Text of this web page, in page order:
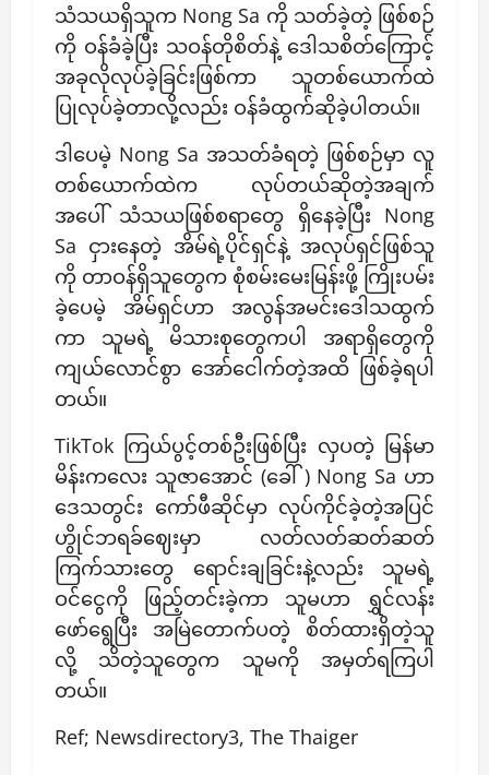
သံသယရှိသူက Nong Sa ကို သတ်ခဲ့တဲ့ ဖြစ်စဉ်
ကို ဝန်ခံခဲ့ပြီး သဝန်တိုစိတ်နဲ့ ဒေါသစိတ်ကြောင့်
အခုလိုလုပ်ခဲ့ခြင်းဖြစ်ကာ သူတစ်ယောက်ထဲ
ပြုလုပ်ခဲ့တာလို့လည်း ဝန်ခံထွက်ဆိုခဲ့ပါတယ်။
ဒါပေမဲ့ Nong Sa အသတ်ခံရတဲ့ ဖြစ်စဉ်မှာ လူ
တစ်ယောက်ထဲက လုပ်တယ်ဆိုတဲ့အချက်
အပေါ် သံသယဖြစ်စရာတွေ ရှိနေခဲ့ပြီး Nong
Sa ငှားနေတဲ့ အိမ်ရဲ့ပိုင်ရှင်နဲ့ အလုပ်ရှင်ဖြစ်သူ
ကို တာဝန်ရှိသူတွေက စုံစမ်းမေးမြန်းဖို့ ကြိုးပမ်း
ခဲ့ပေမဲ့ အိမ်ရှင်ဟာ အလွန်အမင်းဒေါသထွက်
ကာ သူမရဲ့ မိသားစုတွေကပါ အရာရှိတွေကို
ကျယ်လောင်စွာ အော်ငေါက်တဲ့အထိ ဖြစ်ခဲ့ရပါ
တယ်။
TikTok ကြယ်ပွင့်တစ်ဦးဖြစ်ပြီး လှပတဲ့ မြန်မာ
မိန်းကလေး သူဇာအောင် (ခေါ် ) Nong Sa ဟာ
ဒေသတွင်း ကော်ဖီဆိုင်မှာ လုပ်ကိုင်ခဲ့တဲ့အပြင်
ဟွိုင်ဘရခ်ဈေးမှာ လတ်လတ်ဆတ်ဆတ်
ကြက်သားတွေ ရောင်းချခြင်းနဲ့လည်း သူမရဲ့
ဝင်ငွေကို ဖြည့်တင်းခဲ့ကာ သူမဟာ ရွှင်လန်း
ဖော်ရွေပြီး အမြဲတောက်ပတဲ့ စိတ်ထားရှိတဲ့သူ
လို့ သိတဲ့သူတွေက သူမကို အမှတ်ရကြပါ
တယ်။
Ref; Newsdirectory3, The Thaiger